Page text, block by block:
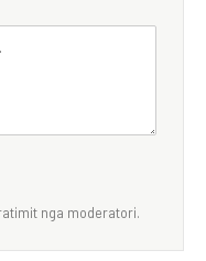
nga moderatori.